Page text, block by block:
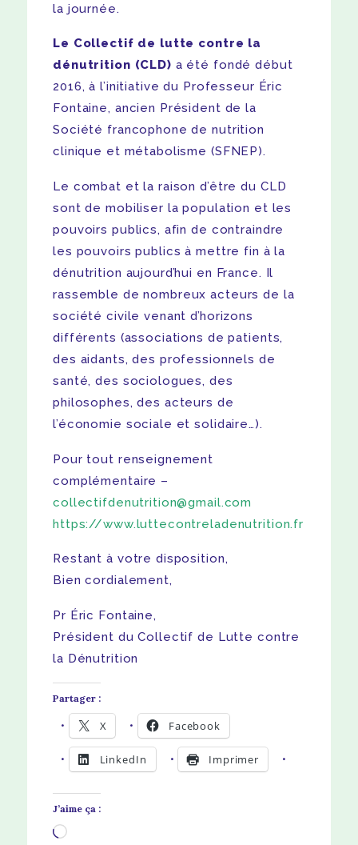
la journée.
Le Collectif de lutte contre la
dénutrition (CLD) a été fondé début
2016, à l’initiative du Professeur Éric
Fontaine, ancien Président de la
Société francophone de nutrition
clinique et métabolisme (SFNEP).
Le combat et la raison d’être du CLD
sont de mobiliser la population et les
pouvoirs publics, afin de contraindre
les pouvoirs publics à mettre fin à la
dénutrition aujourd’hui en France. Il
rassemble de nombreux acteurs de la
société civile venant d’horizons
différents (associations de patients,
des aidants, des professionnels de
santé, des sociologues, des
philosophes, des acteurs de
l’économie sociale et solidaire…).
Pour tout renseignement
complémentaire –
collectifdenutrition@gmail.com
https://www.luttecontreladenutrition.fr
Restant à votre disposition,
Bien cordialement,
Pr Éric Fontaine,
Président du Collectif de Lutte contre
la Dénutrition
Partager :
X Facebook
LinkedIn Imprimer
J’aime ça :